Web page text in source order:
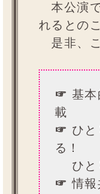
本公演
れるとの
是非、
☞ 基
載
☞ ひ
る！
ひと
☞ 情報